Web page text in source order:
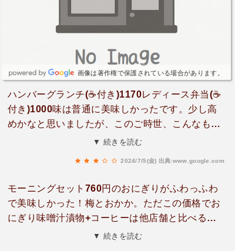
画像は著作権で保護されている場合があります。
ハンバーグランチ(☕️付き)1170レディース弁当(☕️
付き)1000味は普通に美味しかったです。少し高
めかなと思いましたが、このご時世、こんなもの
かとも。コーヒーは美味しかったです。店内は落
きたが、4台程度止まっていた。店内のスペース
も広く、10組以上は入りそう。
▼ 続きを読む
2024/7/5(金) 出典:www.google.com
モーニングセット760円のおにぎりがふわっふわ
で美味しかった！梅とおかか。ただこの価格でお
にぎり味噌汁漬物+コーヒーは他店舗と比べると
高く感じたかな〜デザートプレート500円の抹茶
▼ 続きを読む